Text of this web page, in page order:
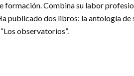
formación. Combina su labor
publicado dos libros: la antología de
observatorios”.